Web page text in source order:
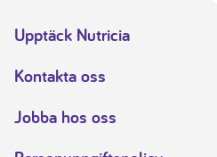
Upptäck Nutricia
Kontakta oss
Jobba hos oss